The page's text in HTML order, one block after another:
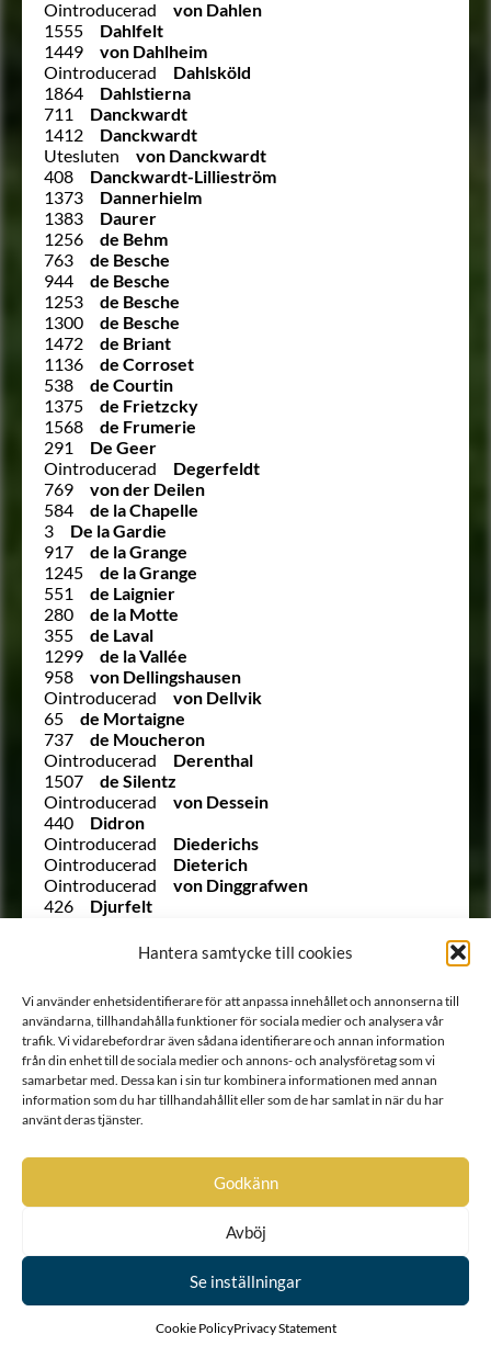
Hantera samtycke till cookies
Vi använder enhetsidentifierare för att anpassa innehållet och annonserna till
användarna, tillhandahålla funktioner för sociala medier och analysera vår
trafik. Vi vidarebefordrar även sådana identifierare och annan information
från din enhet till de sociala medier och annons- och analysföretag som vi
samarbetar med. Dessa kan i sin tur kombinera informationen med annan
information som du har tillhandahållit eller som de har samlat in när du har
använt deras tjänster.
Godkänn
Avböj
Se inställningar
Cookie PolicyPrivacy Statement
Ointroducerad
von Dahlen
1555
Dahlfelt
1449
von Dahlheim
Ointroducerad
Dahlsköld
1864
Dahlstierna
711
Danckwardt
1412
Danckwardt
Utesluten
von Danckwardt
408
Danckwardt-Lillieström
1373
Dannerhielm
1383
Daurer
1256
de Behm
763
de Besche
944
de Besche
1253
de Besche
1300
de Besche
1472
de Briant
1136
de Corroset
538
de Courtin
1375
de Frietzcky
1568
de Frumerie
291
De Geer
Ointroducerad
Degerfeldt
769
von der Deilen
584
de la Chapelle
3
De la Gardie
917
de la Grange
1245
de la Grange
551
de Laignier
280
de la Motte
355
de Laval
1299
de la Vallée
958
von Dellingshausen
Ointroducerad
von Dellvik
65
de Mortaigne
737
de Moucheron
Ointroducerad
Derenthal
1507
de Silentz
Ointroducerad
von Dessein
440
Didron
Ointroducerad
Diederichs
Ointroducerad
Dieterich
Ointroducerad
von Dinggrafwen
426
Djurfelt
von Dobrokowsky
(28 ½)
Douglas
19
Douglas
821
Douglies
361
Drake af Torp och Hamra
313
Drakenberg
946
Drakenfelt
1028
Drakensköld
von Dreijling
Ointroducerad
von Dreijling
von Drenteln
969
Drommel
Dromund